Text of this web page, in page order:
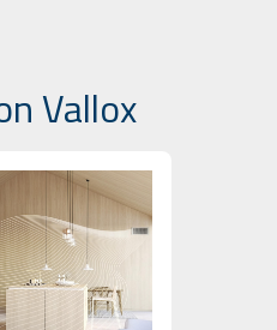
Vallox